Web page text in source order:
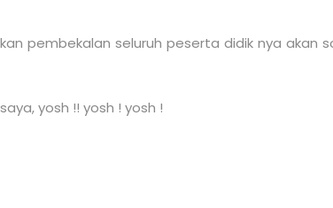
pembekalan seluruh peserta didik nya akan
yosh !! yosh ! yosh !